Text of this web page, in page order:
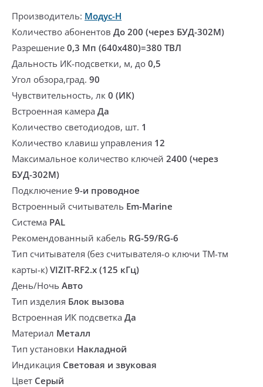
Производитель: Модус-Н
Количество абонентов До 200 (через БУД-302М)
Разрешение 0,3 Мп (640x480)=380 ТВЛ
Дальность ИК-подсветки, м, до 0,5
Угол обзора,град. 90
Чувствительность, лк 0 (ИК)
Встроенная камера Да
Количество светодиодов, шт. 1
Количество клавиш управления 12
Максимальное количество ключей 2400 (через
БУД-302М)
Подключение 9-и проводное
Встроенный считыватель Em-Marine
Система PAL
Рекомендованный кабель RG-59/RG-6
Тип считывателя (без считывателя-о ключи ТМ-тм
карты-к) VIZIT-RF2.x (125 кГц)
День/Ночь Авто
Тип изделия Блок вызова
Встроенная ИК подсветка Да
Материал Металл
Тип установки Накладной
Индикация Световая и звуковая
Цвет Серый